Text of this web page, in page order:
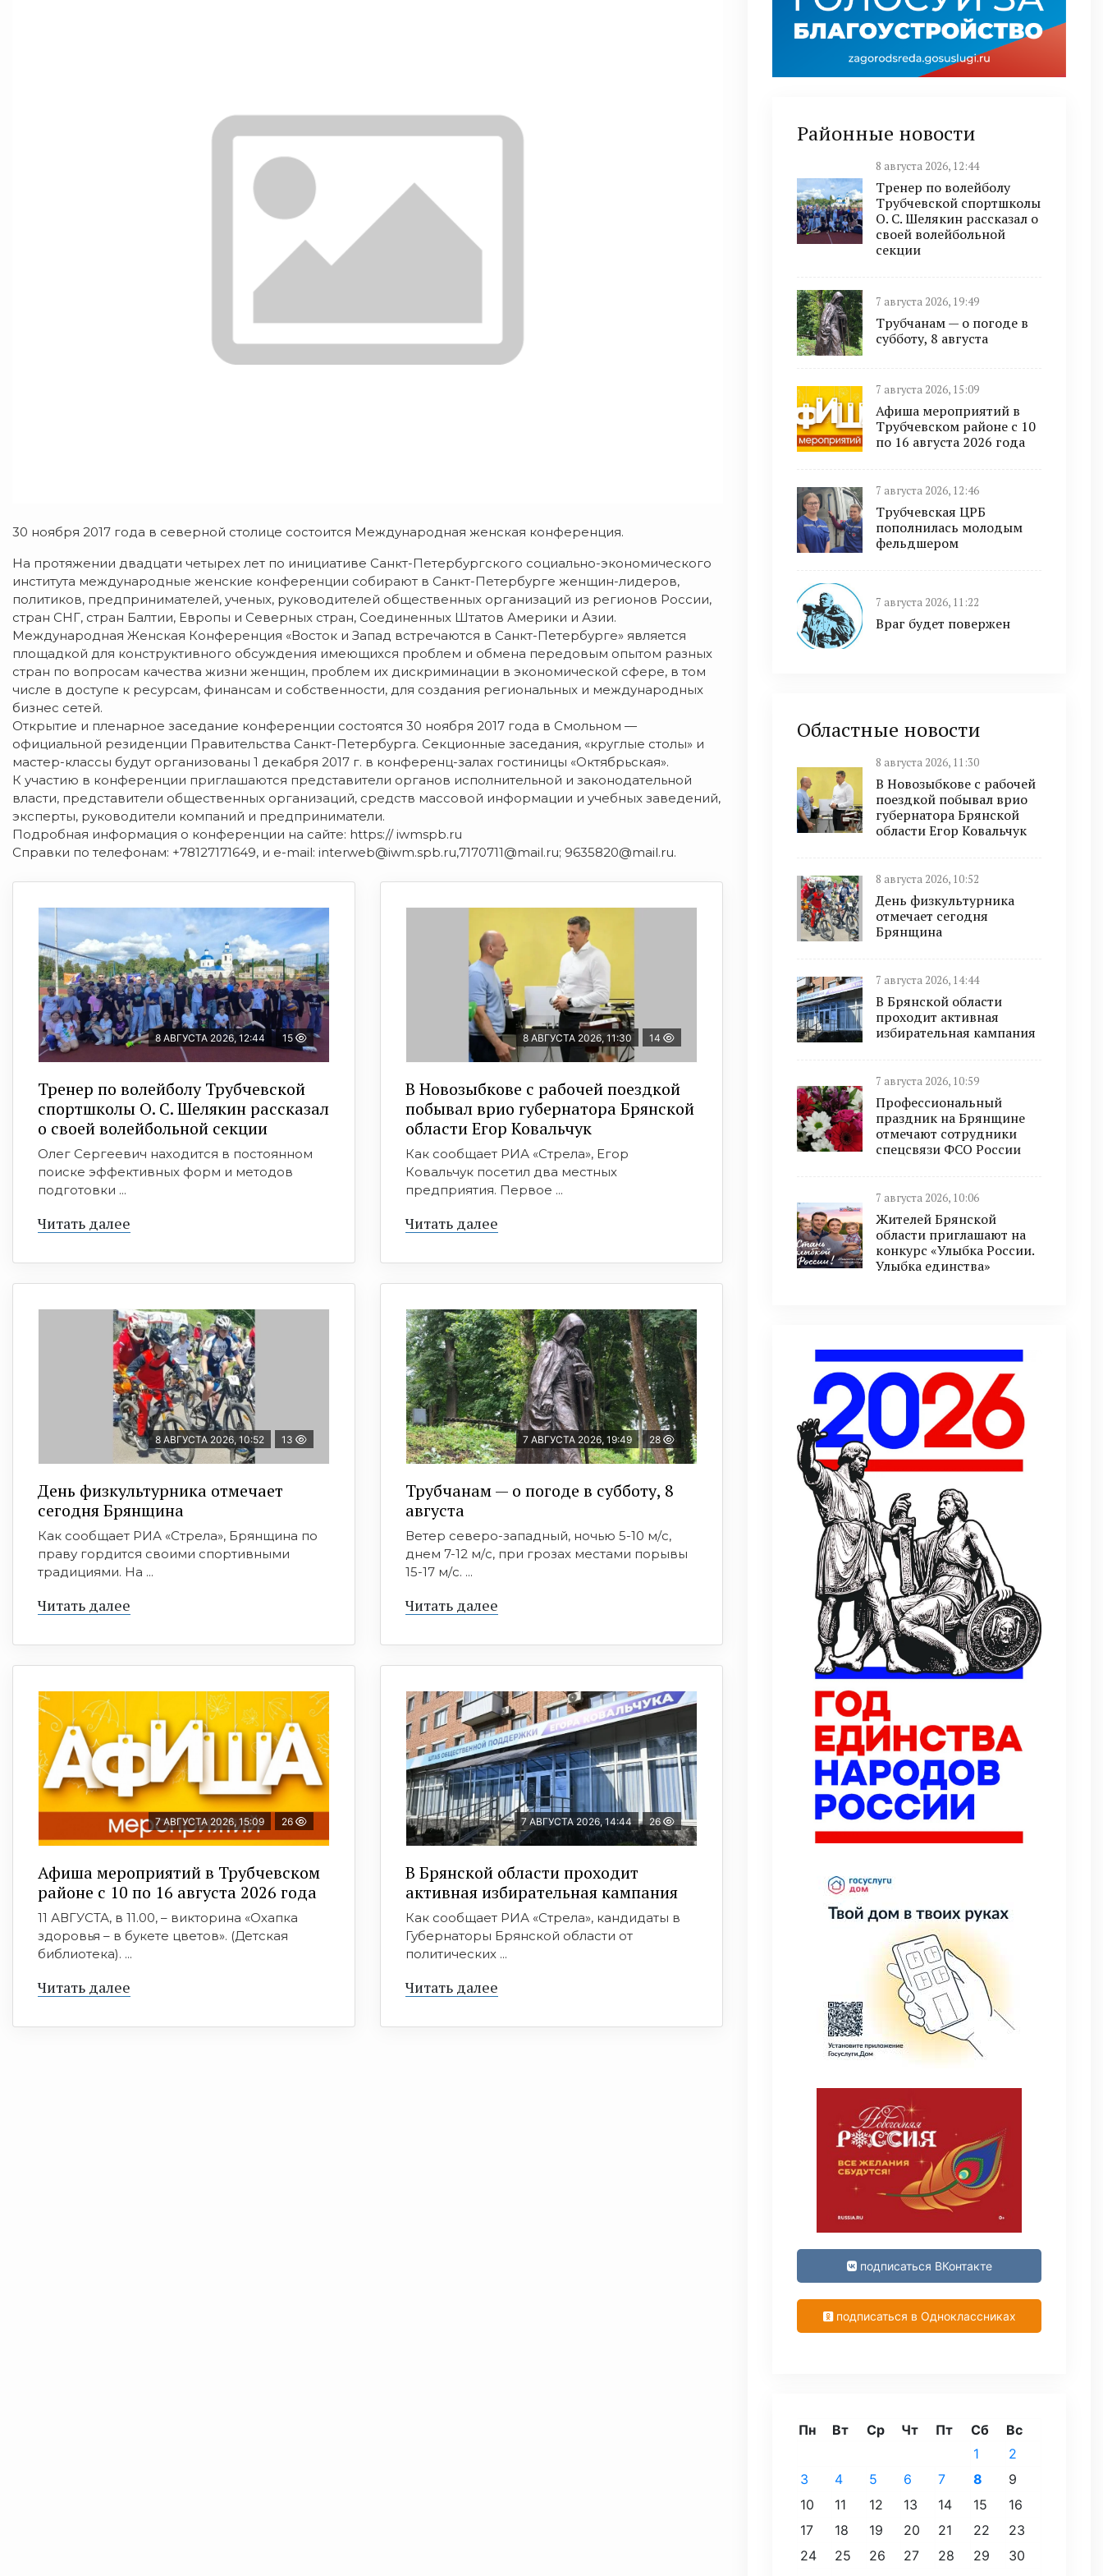
30 ноября 2017 года в северной столице состоится Международная женская конференция.
На протяжении двадцати четырех лет по инициативе Санкт-Петербургского социально-экономического
института международные женские конференции собирают в Санкт-Петербурге женщин-лидеров,
политиков, предпринимателей, ученых, руководителей общественных организаций из регионов России,
стран СНГ, стран Балтии, Европы и Северных стран, Соединенных Штатов Америки и Азии.
Международная Женская Конференция «Восток и Запад встречаются в Санкт-Петербурге» является
площадкой для конструктивного обсуждения имеющихся проблем и обмена передовым опытом разных
стран по вопросам качества жизни женщин, проблем их дискриминации в экономической сфере, в том
числе в доступе к ресурсам, финансам и собственности, для создания региональных и международных
бизнес сетей.
Открытие и пленарное заседание конференции состоятся 30 ноября 2017 года в Смольном —
официальной резиденции Правительства Санкт-Петербурга. Секционные заседания, «круглые столы» и
мастер-классы будут организованы 1 декабря 2017 г. в конференц-залах гостиницы «Октябрьская».
К участию в конференции приглашаются представители органов исполнительной и законодательной
власти, представители общественных организаций, средств массовой информации и учебных заведений,
эксперты, руководители компаний и предприниматели.
Подробная информация о конференции на сайте: https:// iwmspb.ru
Справки по телефонам: +78127171649, и e-mail: interweb@iwm.spb.ru,7170711@mail.ru; 9635820@mail.ru.
8 АВГУСТА 2026, 12:44 15
Тренер по волейболу Трубчевской
спортшколы О. С. Шелякин рассказал
о своей волейбольной секции
Олег Сергеевич находится в постоянном
поиске эффективных форм и методов
подготовки ...
Читать далее
8 АВГУСТА 2026, 11:30 14
В Новозыбкове с рабочей поездкой
побывал врио губернатора Брянской
области Егор Ковальчук
Как сообщает РИА «Стрела», Егор
Ковальчук посетил два местных
предприятия. Первое ...
Читать далее
8 АВГУСТА 2026, 10:52 13
День физкультурника отмечает
сегодня Брянщина
Как сообщает РИА «Стрела», Брянщина по
праву гордится своими спортивными
традициями. На ...
Читать далее
7 АВГУСТА 2026, 19:49 28
Трубчанам — о погоде в субботу, 8
августа
Ветер северо-западный, ночью 5-10 м/с,
днем 7-12 м/с, при грозах местами порывы
15-17 м/с. ...
Читать далее
7 АВГУСТА 2026, 15:09 26
Афиша мероприятий в Трубчевском
районе с 10 по 16 августа 2026 года
11 АВГУСТА, в 11.00, – викторина «Охапка
здоровья – в букете цветов». (Детская
библиотека). ...
Читать далее
7 АВГУСТА 2026, 14:44 26
В Брянской области проходит
активная избирательная кампания
Как сообщает РИА «Стрела», кандидаты в
Губернаторы Брянской области от
политических ...
Читать далее
Районные новости
8 августа 2026, 12:44
Тренер по волейболу
Трубчевской спортшколы
О. С. Шелякин рассказал о
своей волейбольной
секции
7 августа 2026, 19:49
Трубчанам — о погоде в
субботу, 8 августа
7 августа 2026, 15:09
Афиша мероприятий в
Трубчевском районе с 10
по 16 августа 2026 года
7 августа 2026, 12:46
Трубчевская ЦРБ
пополнилась молодым
фельдшером
7 августа 2026, 11:22
Враг будет повержен
Областные новости
8 августа 2026, 11:30
В Новозыбкове с рабочей
поездкой побывал врио
губернатора Брянской
области Егор Ковальчук
8 августа 2026, 10:52
День физкультурника
отмечает сегодня
Брянщина
7 августа 2026, 14:44
В Брянской области
проходит активная
избирательная кампания
7 августа 2026, 10:59
Профессиональный
праздник на Брянщине
отмечают сотрудники
спецсвязи ФСО России
7 августа 2026, 10:06
Жителей Брянской
области приглашают на
конкурс «Улыбка России.
Улыбка единства»
подписаться ВКонтакте
подписаться в Одноклассниках
Пн Вт Ср Чт Пт Сб
Вс
1
2
3
4 5 6 7 8
9
10
11 12 13 14 15
16
17
18 19 20 21 22
23
24
25 26 27 28 29
30